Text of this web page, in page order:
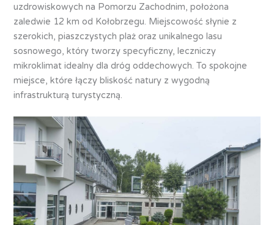
uzdrowiskowych na Pomorzu Zachodnim, położona
zaledwie 12 km od Kołobrzegu. Miejscowość słynie z
szerokich, piaszczystych plaż oraz unikalnego lasu
sosnowego, który tworzy specyficzny, leczniczy
mikroklimat idealny dla dróg oddechowych. To spokojne
miejsce, które łączy bliskość natury z wygodną
infrastrukturą turystyczną.